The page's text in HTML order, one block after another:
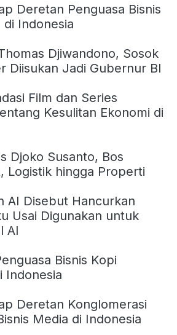
Deretan Penguasa Bisnis
di Indonesia
Djiwandono, Sosok
Diisukan Jadi Gubernur BI
Film dan Series
Kesulitan Ekonomi di
Djoko Susanto, Bos
Logistik hingga Properti
AI Disebut Hancurkan
Usai Digunakan untuk
AI
Bisnis Kopi
Indonesia
Deretan Konglomerasi
Media di Indonesia